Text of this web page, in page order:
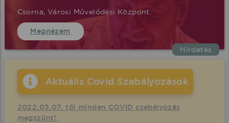
Hirdetés
Csorna, Városi Művelődési Központ
Megnézem
Aktuális Covid Szabályozások
2022.03.07. től minden COVID szabályozás
megszűnt!